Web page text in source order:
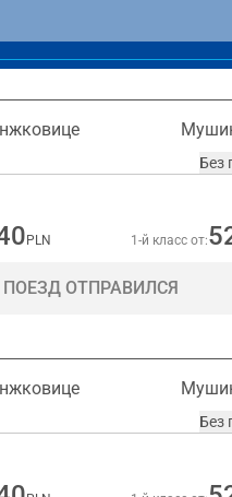
низкую цену билета и,
маршрут
Здруй.
Без
PLN 1-й класс от:
ПОЕЗД ОТПРАВИЛСЯ
Без